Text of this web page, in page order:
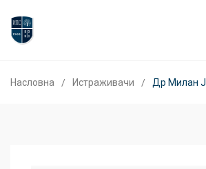
Насловна Истраживачи Др Милан